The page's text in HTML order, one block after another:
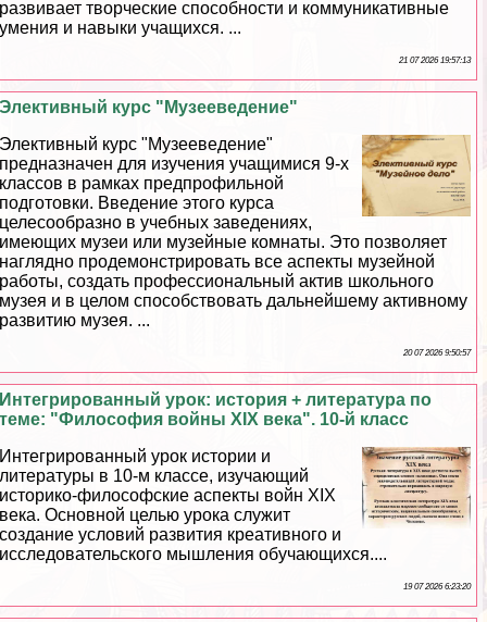
развивает творческие способности и коммуникативные
умения и навыки учащихся. ...
21 07 2026 19:57:13
Элективный курс "Музееведение"
Элективный курс "Музееведение"
предназначен для изучения учащимися 9-х
классов в рамках предпрофильной
подготовки. Введение этого курса
целесообразно в учебных заведениях,
имеющих музеи или музейные комнаты. Это позволяет
наглядно продемонстрировать все аспекты музейной
работы, создать профессиональный актив школьного
музея и в целом способствовать дальнейшему активному
развитию музея. ...
20 07 2026 9:50:57
Интегрированный урок: история + литература по
теме: "Философия войны XIX века". 10-й класс
Интегрированный урок истории и
литературы в 10-м классе, изучающий
историко-философские аспекты войн XIX
века. Основной целью урока служит
создание условий развития креативного и
исследовательского мышления обучающихся....
19 07 2026 6:23:20